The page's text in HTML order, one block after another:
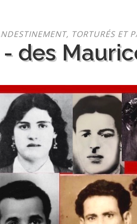
TORTURÉS ET
des